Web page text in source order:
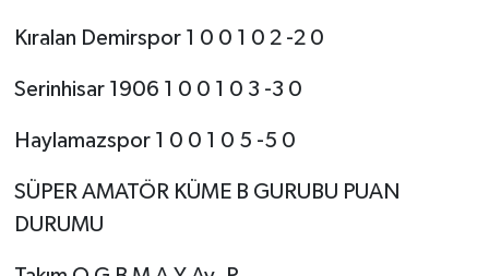
Kıralan Demirspor 1 0 0 1 0 2 -2 0
Serinhisar 1906 1 0 0 1 0 3 -3 0
Haylamazspor 1 0 0 1 0 5 -5 0
SÜPER AMATÖR KÜME B GURUBU PUAN
DURUMU